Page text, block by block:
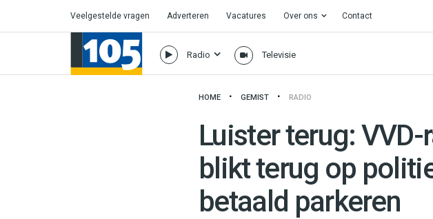
Veelgestelde vragen Adverteren Vacatures Over ons Contact
Radio Televisie
HOME GEMIST RADIO
Luister terug:
blikt terug op
betaald parkeren